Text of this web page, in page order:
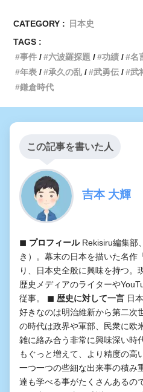
CATEGORY :
日本史
TAGS :
事件
六波羅探題 功績 名
年表
承久の乱 武勇伝 武
鎌倉時代
この記事を書いた人
吉本 大輝
◼︎ プロフィールRekisiru編集部
き）。幕末の日本を描いた名作
り、日本史全般に興味を持つ。
歴史メディアのライターや
従事。 ◼︎ 歴史に対して一言 日
好きなのは明治維新から第二次
の時代は政界や軍部、民衆に欧
雑に絡み合う非常に興味深い時
もぐっと増えて、より精度の高
一つ一つの些細な出来事の積み
達も学べる事がたくさんあるの